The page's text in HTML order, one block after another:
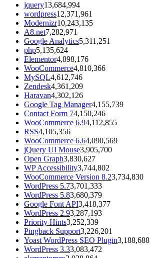
jquery13,684,994
wordpress12,371,961
Modernizr10,243,135
A8.net7,282,971
Google Analytics5,311,251
php5,135,624
Elementor4,898,176
WooCommerce4,810,366
MySQL4,612,746
Zendesk4,361,209
Haravan4,302,126
Google Tag Manager4,155,739
Contact Form 74,150,246
WooCommerce 6.94,112,855
RSS4,105,356
WooCommerce 6.64,090,569
jQuery UI Mouse3,905,700
Open Graph3,830,627
WP Accessibility3,744,802
WooCommerce Version 8.23,734,830
WordPress 5.73,701,333
WordPress 5.83,680,379
Google Font API3,418,377
WordPress 2.93,287,193
Priority Hints3,252,339
Pingback Support3,226,201
Yoast WordPress SEO Plugin3,188,688
WordPress 3.33,083,472